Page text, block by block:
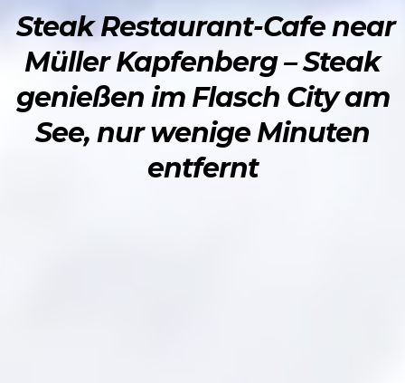
Steak Restaurant-Cafe near
Müller Kapfenberg – Steak
genießen im Flasch City am
See, nur wenige Minuten
entfernt